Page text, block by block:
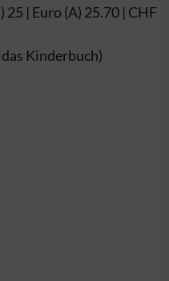
| Euro (A) 25.70 | CHF
Kinderbuch)